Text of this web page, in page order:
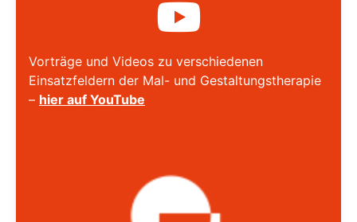
Vorträge und Videos zu verschiedenen
Einsatzfeldern der Mal- und Gestaltungstherapie
– hier auf YouTube